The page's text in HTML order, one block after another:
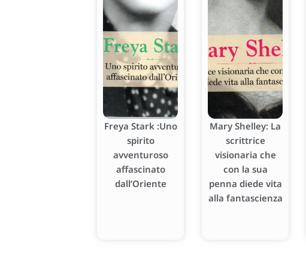
Freya Stark :Uno
spirito
avventuroso
affascinato
dall’Oriente
Mary Shelley: La
scrittrice
visionaria che
con la sua
penna diede vita
alla fantascienza